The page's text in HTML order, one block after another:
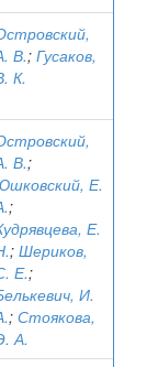
В.; Гусаков,
К.
В.;
Е.
;
Е.
; Шериков,
Е.;
И.
; Стоякова,
А.